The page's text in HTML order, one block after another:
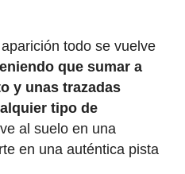
todo se vuelve
que sumar a
y unas trazadas
tipo de
al suelo en una
en una auténtica pista